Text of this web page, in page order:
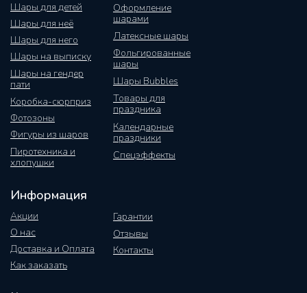
Шары для детей
Шары для неё
Шары на выписку
Шары на гендер
пати
Коробка-сюрприз
Фотозоны
Оформление
шарами
Фигуры из шаров
Латексные шары
Фольгированные
шары
Шары Bubbles
Шары для него
Товары для
праздника
Календарные
праздники
Пиротехника и
хлопушки
Спецэффекты
Информация
Акции
О нас
Как заказать
Гарантии
Отзывы
Контакты
Доставка и Оплата